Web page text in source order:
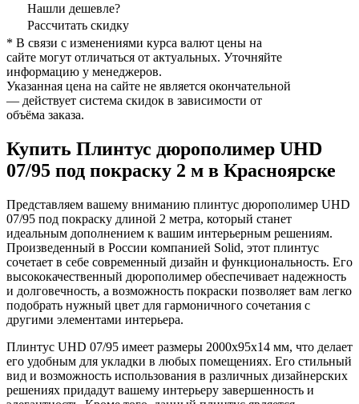
Нашли дешевле?
Рассчитать скидку
* В связи с изменениями курса валют цены на
сайте могут отличаться от актуальных. Уточняйте
информацию у менеджеров.
Указанная цена на сайте не является окончательной
— действует система скидок в зависимости от
объёма заказа.
Купить Плинтус дюрополимер UHD
07/95 под покраску 2 м в Красноярске
Представляем вашему вниманию плинтус дюрополимер UHD
07/95 под покраску длиной 2 метра, который станет
идеальным дополнением к вашим интерьерным решениям.
Произведенный в России компанией Solid, этот плинтус
сочетает в себе современный дизайн и функциональность. Его
высококачественный дюрополимер обеспечивает надежность
и долговечность, а возможность покраски позволяет вам легко
подобрать нужный цвет для гармоничного сочетания с
другими элементами интерьера.
Плинтус UHD 07/95 имеет размеры 2000x95x14 мм, что делает
его удобным для укладки в любых помещениях. Его стильный
вид и возможность использования в различных дизайнерских
решениях придадут вашему интерьеру завершенность и